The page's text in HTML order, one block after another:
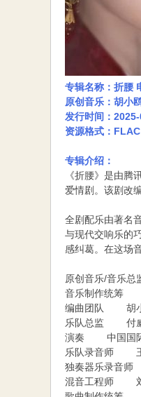
专辑名称：折腰
原创音乐：胡小
发行时间：
资源格式：FLAC
专辑介绍：
《折腰》是由
爱情剧。该剧改
全剧配乐由著名
与现代交响乐的
感纠葛。在这场
原创音乐/音乐
音乐制作统筹
编曲团队 胡小
乐队总监 付
演奏 中国国际
乐队录音师
独奏器乐录音
混音工程师